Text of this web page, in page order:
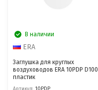
В наличии
ERA
Заглушка для круглых
воздуховодов ERA 10PDP D100
пластик
Артикул: 10PDP